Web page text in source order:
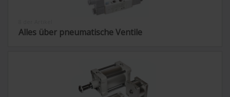
Alles über pneumatische Ventile